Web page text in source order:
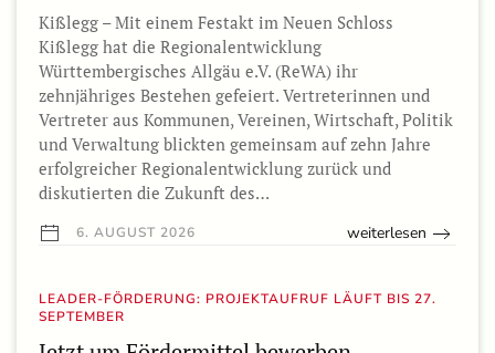
Kißlegg – Mit einem Festakt im Neuen Schloss
Kißlegg hat die Regionalentwicklung
Württembergisches Allgäu e.V. (ReWA) ihr
zehnjähriges Bestehen gefeiert. Vertreterinnen und
Vertreter aus Kommunen, Vereinen, Wirtschaft, Politik
und Verwaltung blickten gemeinsam auf zehn Jahre
erfolgreicher Regionalentwicklung zurück und
diskutierten die Zukunft des…
6. AUGUST 2026 weiterlesen
LEADER-FÖRDERUNG: PROJEKTAUFRUF LÄUFT BIS 27.
SEPTEMBER